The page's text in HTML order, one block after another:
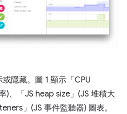
隱藏。圖 1 顯示「CPU
)、「JS heap size」(JS 堆積大
」(JS 事件監聽器) 圖表。